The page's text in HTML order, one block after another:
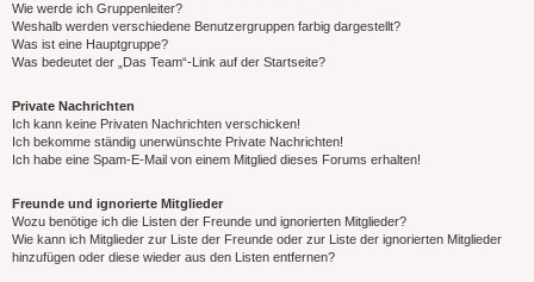
Wie werde ich Gruppenleiter?
Weshalb werden verschiedene Benutzergruppen farbig dargestellt?
Was ist eine Hauptgruppe?
Was bedeutet der „Das Team“-Link auf der Startseite?
Private Nachrichten
Ich kann keine Privaten Nachrichten verschicken!
Ich bekomme ständig unerwünschte Private Nachrichten!
Ich habe eine Spam-E-Mail von einem Mitglied dieses Forums erhalten!
Freunde und ignorierte Mitglieder
Wozu benötige ich die Listen der Freunde und ignorierten Mitglieder?
Wie kann ich Mitglieder zur Liste der Freunde oder zur Liste der ignorierten Mitglieder
hinzufügen oder diese wieder aus den Listen entfernen?